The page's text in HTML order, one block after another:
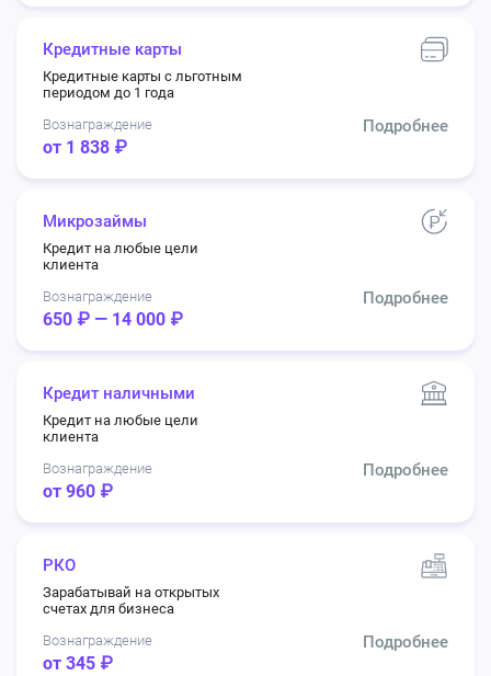
Кредитные карты
Кредитные карты с льготным
периодом до 1 года
Вознаграждение
от 1 838 ₽
Подробнее
Микрозаймы
Кредит на любые цели
клиента
Вознаграждение
650 ₽ — 14 000 ₽
Подробнее
Кредит наличными
Кредит на любые цели
клиента
Вознаграждение
от 960 ₽
Подробнее
РКО
Зарабатывай на открытых
счетах для бизнеса
Вознаграждение
от 345 ₽
Подробнее